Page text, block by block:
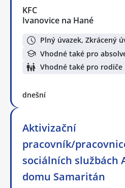
KFC
Ivanovice na Hané
Plný úvazek, Zkrácený
Vhodné také pro
Vhodné také pro rodiče
dnešní
Aktivizační
pracovník/
sociálních službách
domu Samaritán